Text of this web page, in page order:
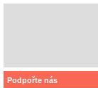
Podpořte nás